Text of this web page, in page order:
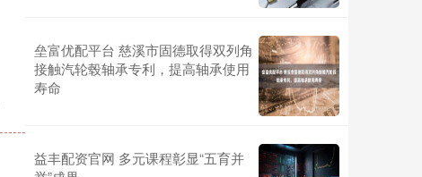
垒富优配平台 慈溪市固德取得双列角
接触汽轮毂轴承专利，提高轴承使用
寿命
益丰配资官网 多元课程彰显“五育并